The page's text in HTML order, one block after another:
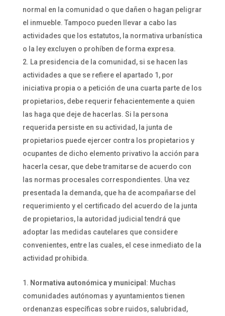
normal en la comunidad o que dañen o hagan peligrar
el inmueble. Tampoco pueden llevar a cabo las
actividades que los estatutos, la normativa urbanística
o la ley excluyen o prohíben de forma expresa.
La presidencia de la comunidad, si se hacen las
actividades a que se refiere el apartado 1, por
iniciativa propia o a petición de una cuarta parte de los
propietarios, debe requerir fehacientemente a quien
las haga que deje de hacerlas. Si la persona
requerida persiste en su actividad, la junta de
propietarios puede ejercer contra los propietarios y
ocupantes de dicho elemento privativo la acción para
hacerla cesar, que debe tramitarse de acuerdo con
las normas procesales correspondientes. Una vez
presentada la demanda, que ha de acompañarse del
requerimiento y el certificado del acuerdo de la junta
de propietarios, la autoridad judicial tendrá que
adoptar las medidas cautelares que considere
convenientes, entre las cuales, el cese inmediato de la
actividad prohibida.
Normativa autonómica y municipal : Muchas
comunidades autónomas y ayuntamientos tienen
ordenanzas específicas sobre ruidos, salubridad,